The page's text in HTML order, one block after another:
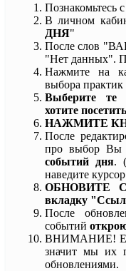
Познакомьтесь
В личном
ДНЯ"
После слов
"Нет данных".
Нажмите на
выбора
Выберите те
хотите посетить
НАЖМИТЕ
После
про выбор Вы
событий дня.
наведите
ОБНОВИТЕ
вкладку
После
событий
ВНИМАНИЕ!
значит мы их
обновлениями.